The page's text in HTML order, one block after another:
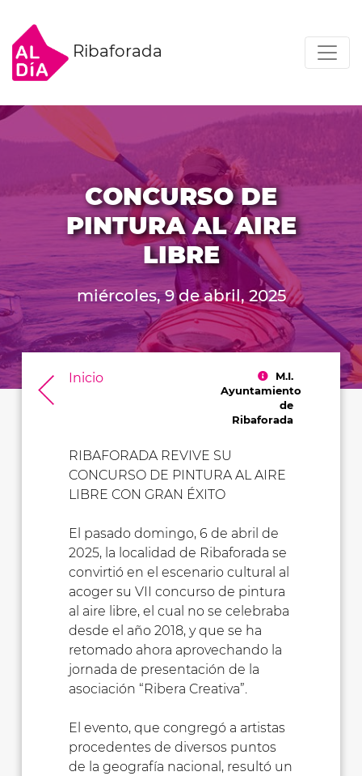
Ribaforada
CONCURSO DE
PINTURA AL AIRE
LIBRE
miércoles, 9 de abril, 2025
Inicio
M.I.
Ayuntamiento
de
Ribaforada
RIBAFORADA REVIVE SU
CONCURSO DE PINTURA AL AIRE
LIBRE CON GRAN ÉXITO
El pasado domingo, 6 de abril de
2025, la localidad de Ribaforada se
convirtió en el escenario cultural al
acoger su VII concurso de pintura
al aire libre, el cual no se celebraba
desde el año 2018, y que se ha
retomado ahora aprovechando la
jornada de presentación de la
asociación “Ribera Creativa”.
El evento, que congregó a artistas
procedentes de diversos puntos
de la geografía nacional, resultó un